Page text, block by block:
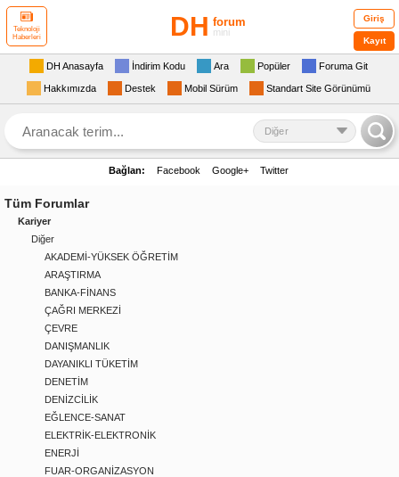
Teknoloji
Haberleri
DH forum
mini
Giriş
Kayıt
DH Anasayfa İndirim Kodu Ara Popüler Foruma Git
Hakkımızda Destek Mobil Sürüm Standart Site Görünümü
Diğer
Bağlan: Facebook Google+ Twitter
Tüm Forumlar
Kariyer
Diğer
AKADEMİ-YÜKSEK ÖĞRETİM
ARAŞTIRMA
BANKA-FİNANS
ÇAĞRI MERKEZİ
ÇEVRE
DANIŞMANLIK
DAYANIKLI TÜKETİM
DENETİM
DENİZCİLİK
EĞLENCE-SANAT
ELEKTRİK-ELEKTRONİK
ENERJİ
FUAR-ORGANİZASYON